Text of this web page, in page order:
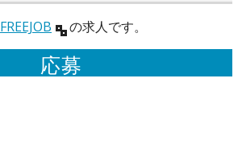
FREEJOB の求人です。
応募